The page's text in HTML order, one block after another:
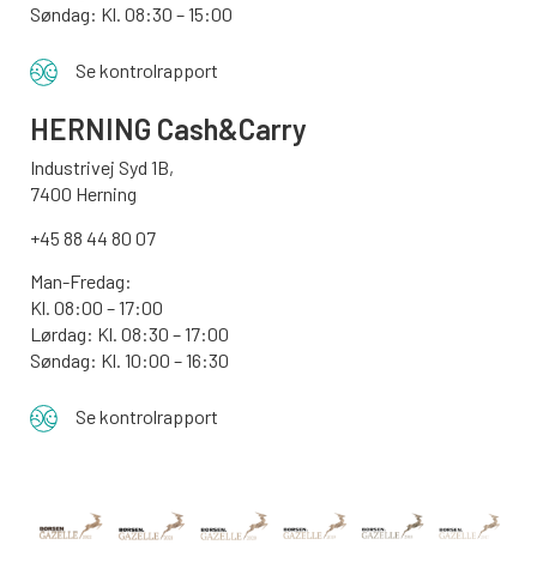
Søndag: Kl. 08:30 – 15:00
Se kontrolrapport
HERNING Cash&Carry
Industrivej Syd 1B,
7400 Herning
+45 88 44 80 07
Man-Fredag:
Kl. 08:00 – 17:00
Lørdag: Kl. 08:30 – 17:00
Søndag: Kl. 10:00 – 16:30
Se kontrolrapport